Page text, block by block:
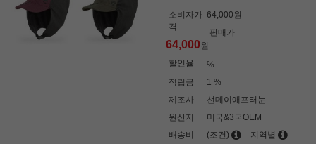
소비자가
격
64,000원
판매가
64,000원
할인율
%
적립금
1 %
제조사
선데이애프터눈
원산지
미국&3국OEM
배송비
(조건) 지역별